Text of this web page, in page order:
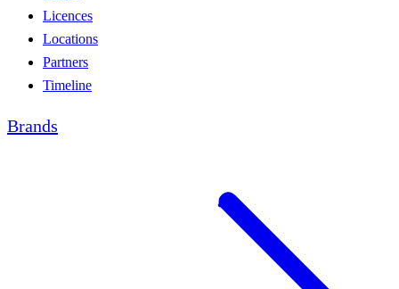
Licences
Locations
Partners
Timeline
Brands